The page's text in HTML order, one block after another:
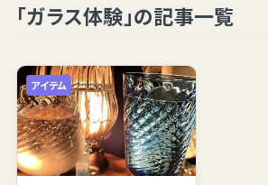
「ガラス体験」の記事一覧
アイテム